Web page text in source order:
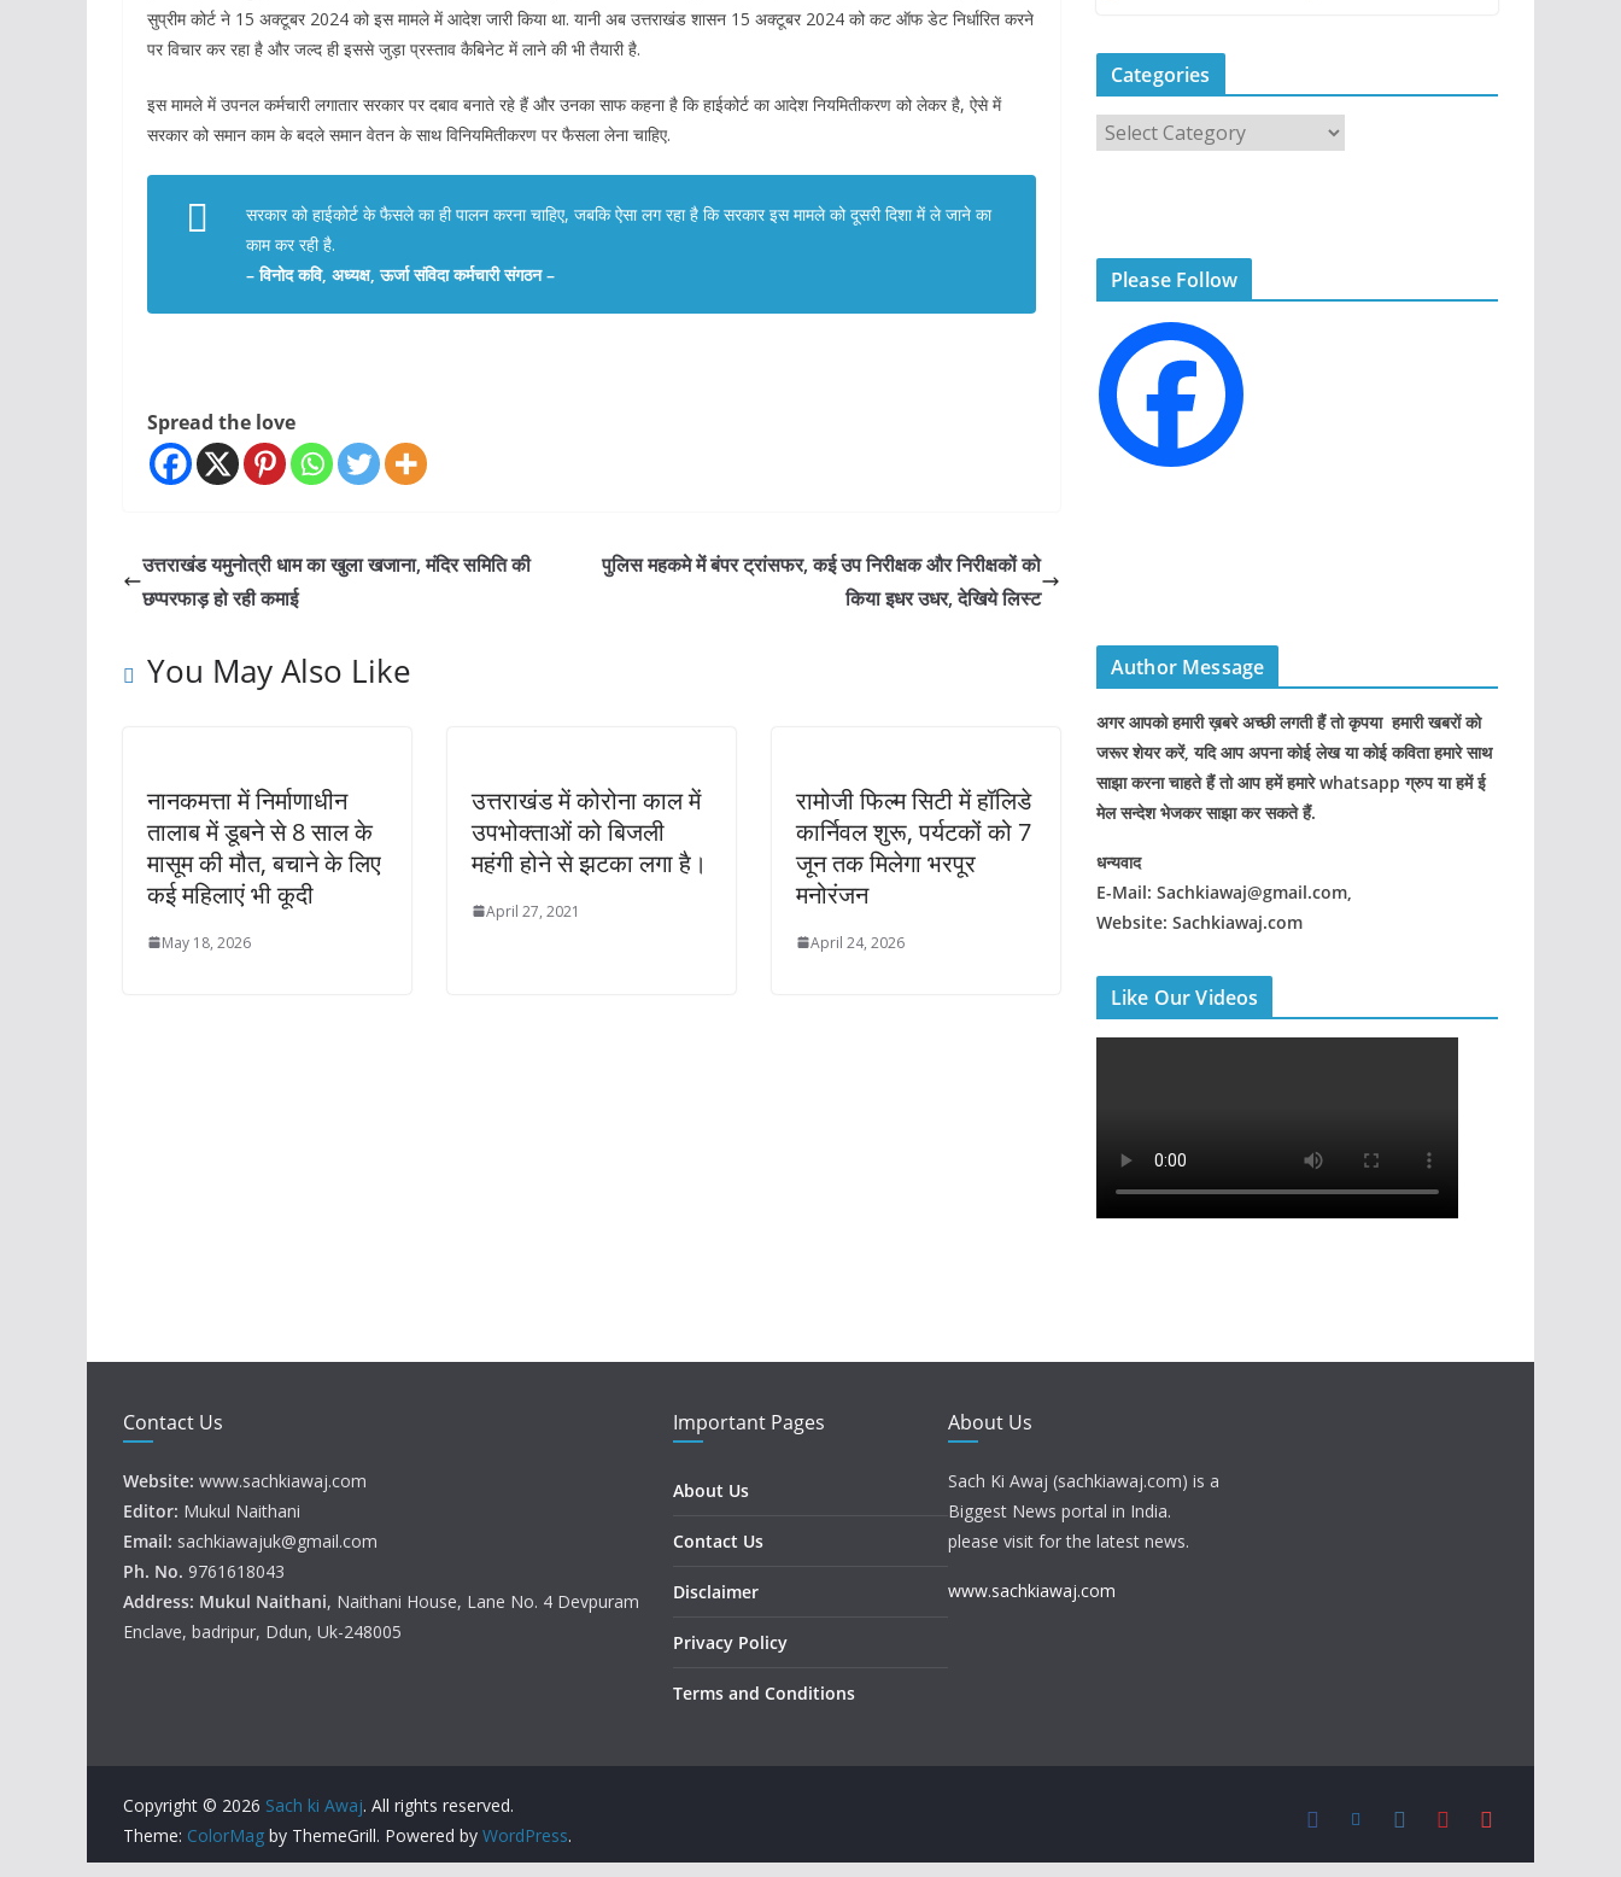
सुप्रीम कोर्ट ने 15 अक्टूबर 2024 को इस मामले में आदेश जारी किया था. यानी अब उत्तराखंड शासन 15 अक्टूबर 2024 को कट ऑफ डेट निर्धारित करने
पर विचार कर रहा है और जल्द ही इससे जुड़ा प्रस्ताव कैबिनेट में लाने की भी तैयारी है.
इस मामले में उपनल कर्मचारी लगातार सरकार पर दबाव बनाते रहे हैं और उनका साफ कहना है कि हाईकोर्ट का आदेश नियमितीकरण को लेकर है, ऐसे में
सरकार को समान काम के बदले समान वेतन के साथ विनियमितीकरण पर फैसला लेना चाहिए.
सरकार को हाईकोर्ट के फैसले का ही पालन करना चाहिए, जबकि ऐसा लग रहा है कि सरकार इस मामले को दूसरी दिशा में ले जाने का
काम कर रही है.
– विनोद कवि, अध्यक्ष, ऊर्जा संविदा कर्मचारी संगठन –
Spread the love
उत्तराखंड यमुनोत्री धाम का खुला खजाना, मंदिर समिति की
छप्परफाड़ हो रही कमाई
पुलिस महकमे में बंपर ट्रांसफर, कई उप निरीक्षक और निरीक्षकों को
किया इधर उधर, देखिये लिस्ट
You May Also Like
नानकमत्ता में निर्माणाधीन
तालाब में डूबने से 8 साल के
मासूम की मौत, बचाने के लिए
कई महिलाएं भी कूदी
May 18, 2026
उत्तराखंड में कोरोना काल में
उपभोक्ताओं को बिजली
महंगी होने से झटका लगा है।
April 27, 2021
रामोजी फिल्म सिटी में हॉलिडे
कार्निवल शुरू, पर्यटकों को 7
जून तक मिलेगा भरपूर
मनोरंजन
April 24, 2026
Categories
a
r
e
s
Please Follow
Author Message
अगर आपको हमारी ख़बरे अच्छी लगती हैं तो कृपया हमारी खबरों को
जरूर शेयर करें, यदि आप अपना कोई लेख या कोई कविता हमारे साथ
साझा करना चाहते हैं तो आप हमें हमारे whatsapp ग्रुप या हमें ई
मेल सन्देश भेजकर साझा कर सकते हैं.
धन्यवाद
E-Mail: Sachkiawaj@gmail.com,
Website: Sachkiawaj.com
Like Our Videos
Contact Us
Website: www.sachkiawaj.com
Editor: Mukul Naithani
Email: sachkiawajuk@gmail.com
Ph. No. 9761618043
Address: Mukul Naithani, Naithani House, Lane No. 4 Devpuram
Enclave, badripur, Ddun, Uk-248005
Important Pages
About Us
Contact Us
Disclaimer
Privacy Policy
Terms and Conditions
About Us
Sach Ki Awaj (sachkiawaj.com) is a
Biggest News portal in India.
please visit for the latest news.
www.sachkiawaj.com
Copyright © 2026 Sach ki Awaj. All rights reserved.
Theme: ColorMag by ThemeGrill. Powered by WordPress.